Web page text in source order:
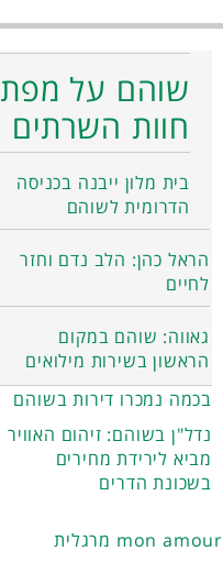
שוהם על מפת
חוות השרתים
בית מלון ייבנה בכניסה
הדרומית לשוהם
הראל כהן: הלב נדם וחזר
לחיים
גאווה: שוהם במקום
הראשון בשירות מילואים
בכמה נמכרו דירות בשוהם
נדל"ן בשוהם: זיהום האוויר
מביא לירידת מחירים
בשכונת הדרים
מרגלית mon amour